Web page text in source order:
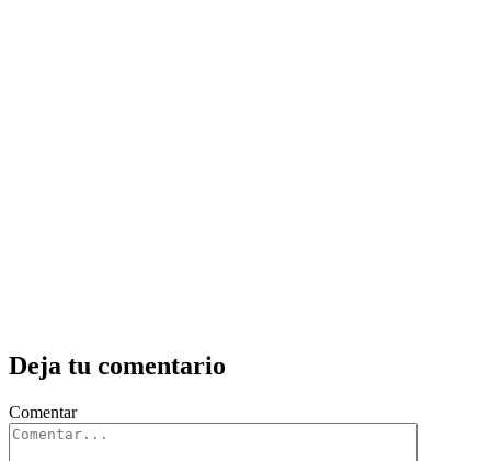
Deja tu comentario
Comentar